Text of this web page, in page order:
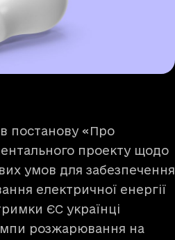
постанову «Про
проекту щодо
умов для забезпечення
електричної енергії
ЄС українці
розжарювання на